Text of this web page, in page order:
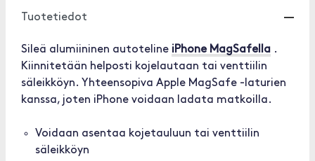
Tuotetiedot
Sileä alumiininen autoteline iPhone MagSafella .
Kiinnitetään helposti kojelautaan tai venttiilin
säleikköyn. Yhteensopiva Apple MagSafe -laturien
kanssa, joten iPhone voidaan ladata matkoilla.
Voidaan asentaa kojetauluun tai venttiilin
säleikköyn